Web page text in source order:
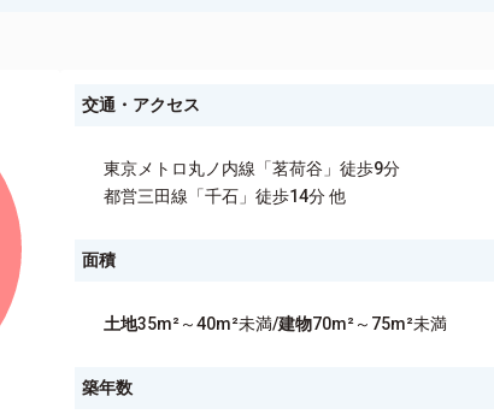
交通・アクセス
東京メトロ丸ノ内線「茗荷谷」徒歩9分
都営三田線「千石」徒歩14分 他
面積
土地35m²～40m²未満/建物70m²～75m²未満
築年数